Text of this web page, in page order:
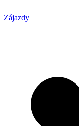
Zájazdy